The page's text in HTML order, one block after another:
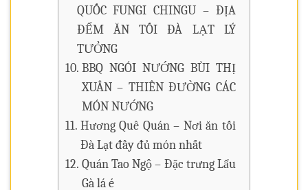
QUỐC FUNGI CHINGU – ĐỊA
ĐỂM ĂN TỐI ĐÀ LẠT LÝ
TƯỞNG
BBQ NGÓI NƯỚNG BÙI THỊ
XUÂN – THIÊN ĐƯỜNG CÁC
MÓN NƯỚNG
Hương Quê Quán – Nơi ăn tối
Đà Lạt đầy đủ món nhất
Quán Tao Ngộ – Đặc trưng Lẩu
Gà lá é